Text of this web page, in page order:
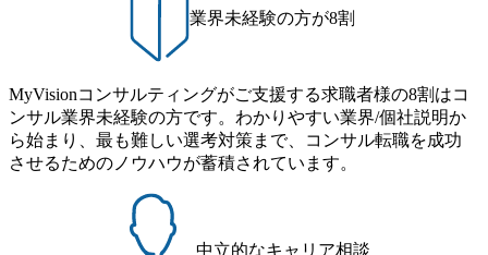
があるため、上記事業に携わることも可能です。コンサル
タントとしての経験を活かしながら自らプロダクト開発や
自社の業務改善ができます。(希望者のみとなります) ● BIG
4・アクセンチュアをはじめとした大手外資系コンサルファ
ーム出身者が多く集まっています ● 平均年齢は35歳で、幅
広い年齢の方が活躍しています ● インダストリー・ソリュ
ーションで区切られていない組織です(ワンプール制) ● 海外
事業拠点をシンガポールに設立し、グローバル案件に対応
するコンサルティング体制を構築しています 東京都中央区
八重洲2-2-1 東京ミッドタウン八重洲 八重洲セントラルタワ
ー8階 受動喫煙対策 : 執務室内禁煙、ビル内喫煙室あり WE
で、実行前後で離職率を半減させることに成功した 18時以
降の会議を原則禁止としているほか、在宅勤務制度の全社
展開、ハラスメント抑止に向けた研修の拡充、社外窓口設
置など徹底的な仕組み化を推進する 育休取得率は男性6
5%、女性100%と全国平均を上回る実績を持ち、女性の管理
職率も21.8%（2023年12月時点）とフレキシブルな働き方を
提供 2026年8月22日(土) 9:00～19:30頃 ※選考会参加人数に
より変動 2026年8月7日(金) 16:00 参加予定DTE ① MRS-IMS
(旧ITXO-IMS) ② TS&T(旧TS&A) ③ CyberSecurity ④ IES ⑤ I
TS-Fukuoka ⑥ AMS-PRD ⑦ AMS-H&PS オンライン (Teams)
ことが可能 事業開発・運用を内包かする「オールインハウ
ス」型の組織体。社内スカウトや社内公募制度を用いて主
体的かつ柔軟なキャリア形成が可能。 https://storage.googleap
165942_70f09968-1b27-43e6-b849-1cd107c4f488_1200x698.web
p ## 働き方／WLB／待遇 内装8億円超のかっこいいオフィ
スがあり、 働き甲斐のあるランキング、新卒注目ランキン
グ受賞歴多数 あえての未上場であり株主からの圧力がない
的な成長を若手に任せられる環境 対面でのコミュニケーシ
ョンメリットを重視するため出社勤務。1日の労働時間平均
業界未経験の方が8割
MyVisionコンサルティングがご支援する求職者様の8割はコ
ンサル業界未経験の方です。わかりやすい業界/個社説明か
ら始まり、最も難しい選考対策まで、コンサル転職を成功
させるためのノウハウが蓄積されています。
中立的なキャリア相談